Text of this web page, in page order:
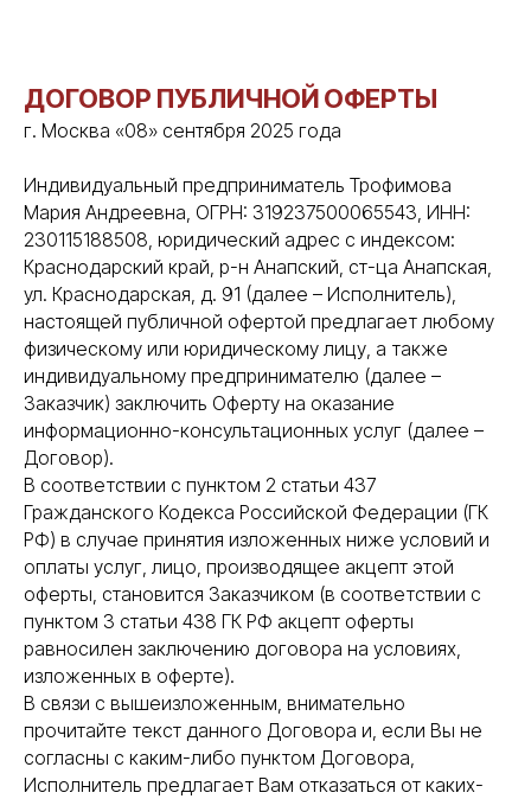
ДОГОВОР ПУБЛИЧНОЙ ОФЕРТЫ
г. Москва «08» сентября 2025 года
Индивидуальный предприниматель Трофимова
Мария Андреевна, ОГРН: 319237500065543, ИНН:
230115188508, юридический адрес с индексом:
Краснодарский край, р-н Анапский, ст-ца Анапская,
ул. Краснодарская, д. 91 (далее – Исполнитель),
настоящей публичной офертой предлагает любому
физическому или юридическому лицу, а также
индивидуальному предпринимателю (далее –
Заказчик) заключить Оферту на оказание
информационно-консультационных услуг (далее –
Договор).
В соответствии с пунктом 2 статьи 437
Гражданского Кодекса Российской Федерации (ГК
РФ) в случае принятия изложенных ниже условий и
оплаты услуг, лицо, производящее акцепт этой
оферты, становится Заказчиком (в соответствии с
пунктом 3 статьи 438 ГК РФ акцепт оферты
равносилен заключению договора на условиях,
изложенных в оферте).
В связи с вышеизложенным, внимательно
прочитайте текст данного Договора и, если Вы не
согласны с каким-либо пунктом Договора,
Исполнитель предлагает Вам отказаться от каких-